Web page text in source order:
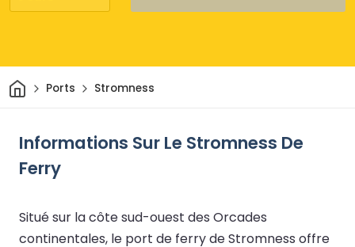
Maison
Ports Stromness
Informations Sur Le Stromness De
Ferry
Situé sur la côte sud-ouest des Orcades
continentales, le port de ferry de Stromness offre